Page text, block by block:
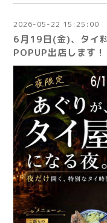
2026-05-22 15:25:00
6月19日(金)、タイ
POPUP出店します！